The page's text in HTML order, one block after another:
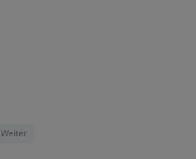
Weiter